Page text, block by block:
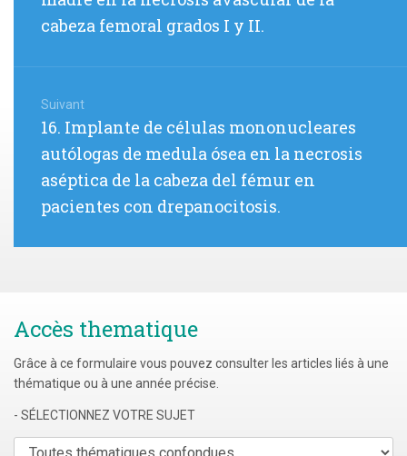
:
cabeza femoral grados I y II.
Suivant
Article
:
16. Implante de células mononucleares
autólogas de medula ósea en la necrosis
aséptica de la cabeza del fémur en
pacientes con drepanocitosis.
Accès thematique
Grâce à ce formulaire vous pouvez consulter les articles liés à une
thématique ou à une année précise.
- SÉLECTIONNEZ VOTRE SUJET